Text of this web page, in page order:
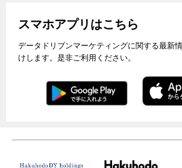
スマホアプリはこちら
データドリブンマーケティングに関する最新
けします。是非ご利用ください。